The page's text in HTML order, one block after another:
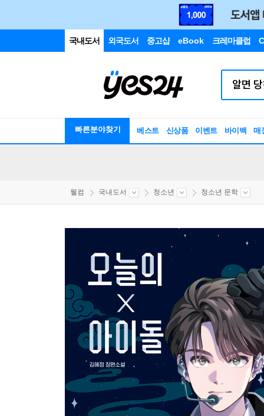
국내도서 외국도서 중고샵 eBook 크레마클럽
빠른분야찾기 베스트 신상품 이벤트 바이백 매
웰컴 국내도서 청소년 청소년 문학